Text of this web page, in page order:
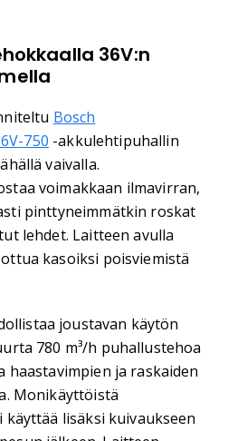
36V:n
Bosch
750 -akkulehtipuhallin
vaivalla.
voimakkaan ilmavirran,
pinttyneimmätkin roskat
lehdet. Laitteen avulla
kasoiksi poisviemistä
joustavan käytön
780 m³/h puhallustehoa
haastavimpien ja raskaiden
Monikäyttöistä
lisäksi kuivaukseen